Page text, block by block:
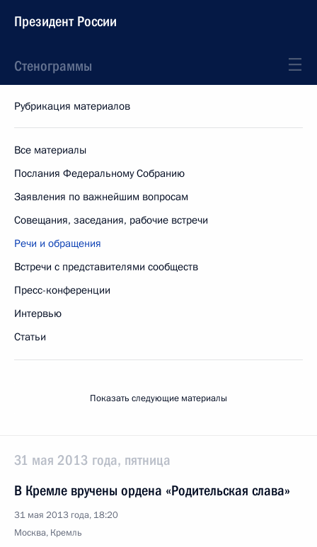
Президент России
Стенограммы
Рубрикация материалов
Все материалы
Послания Федеральному Собранию
Заявления по важнейшим вопросам
Совещания, заседания, рабочие встречи
Речи и обращения
Встречи с представителями сообществ
Пресс-конференции
Интервью
Статьи
Показать следующие материалы
31 мая 2013 года, пятница
В Кремле вручены ордена «Родительская слава»
31 мая 2013 года, 18:20
Москва, Кремль